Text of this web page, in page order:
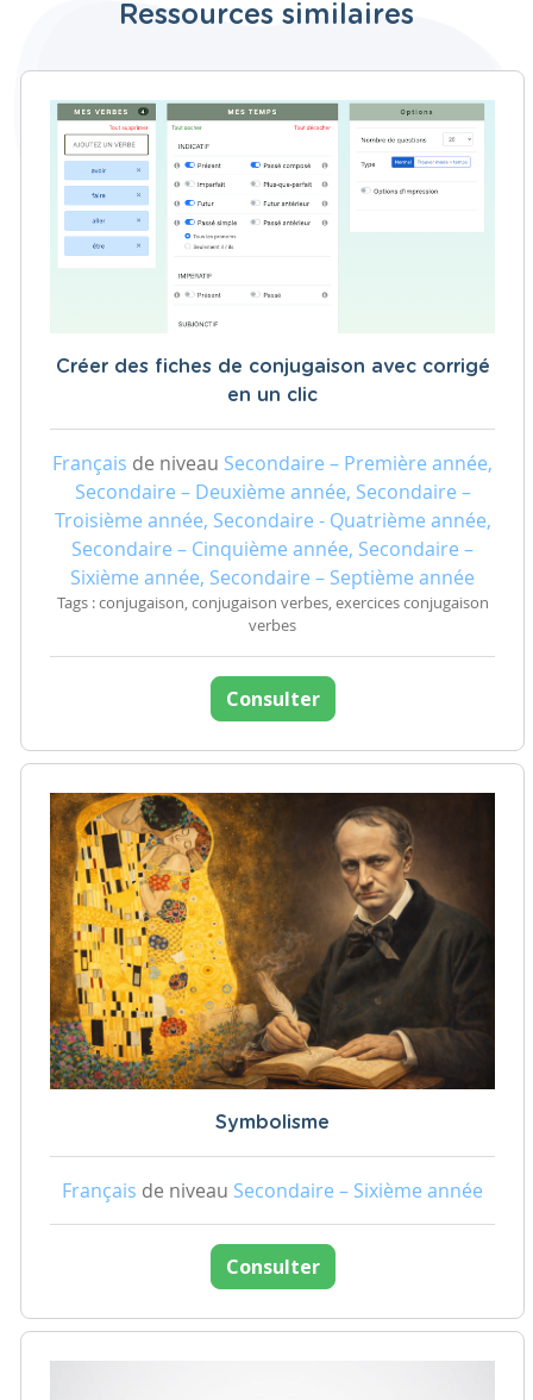
Ressources similaires
Créer des fiches de conjugaison avec corrigé
en un clic
Français de niveau Secondaire – Première année,
Secondaire – Deuxième année, Secondaire –
Troisième année, Secondaire - Quatrième année,
Secondaire – Cinquième année, Secondaire –
Sixième année, Secondaire – Septième année
Tags : conjugaison, conjugaison verbes, exercices conjugaison
verbes
Consulter
Symbolisme
Français de niveau Secondaire – Sixième année
Consulter